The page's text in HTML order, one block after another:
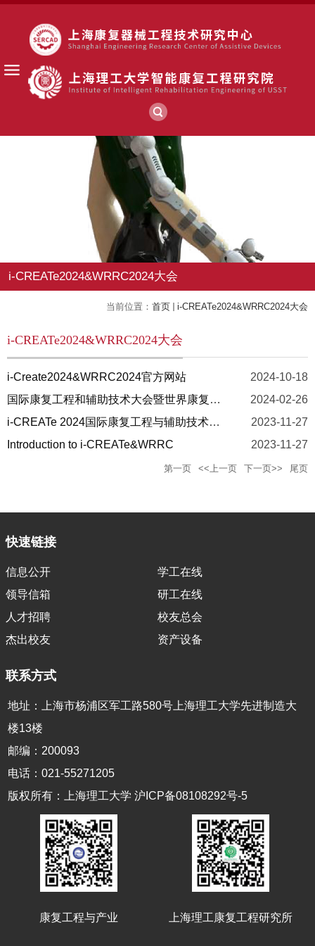
i-CREATe2024&WRRC2024大会
当前位置： 首页 i-CREATe2024&WRRC2024大会
i-CREATe2024&WRRC2024大会
i-Create2024&WRRC2024官方网站
2024-10-18
国际康复工程和辅助技术大会暨世界康复机器人大会征文通知（i-CREATe & WRRC 2024 Call for paper）
2024-02-26
i-CREATe 2024国际康复工程与辅助技术大会 暨世界康复机器人大会（WRRC2024）介绍
2023-11-27
Introduction to i-CREATe&WRRC
2023-11-27
第一页 <<上一页 下一页>> 尾页
快速链接
信息公开
学工在线
领导信箱
研工在线
人才招聘
校友总会
杰出校友
资产设备
联系方式
地址：上海市杨浦区军工路580号上海理工大学先进制造大
楼13楼
邮编：200093
电话：021-55271205
版权所有：上海理工大学 沪ICP备08108292号-5
康复工程与产业 上海理工康复工程研究所